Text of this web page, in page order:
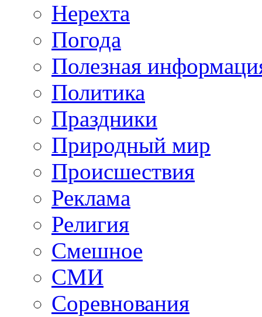
Нерехта
Погода
Полезная
Политика
Праздники
Природный мир
Происшествия
Реклама
Религия
Смешное
СМИ
Соревнования